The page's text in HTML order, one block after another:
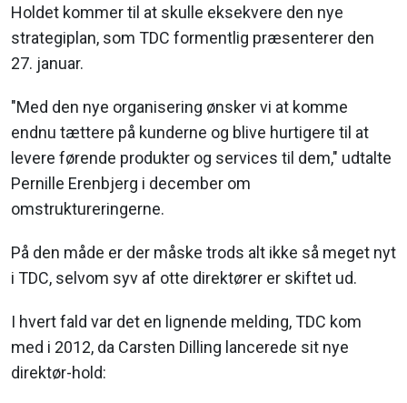
Holdet kommer til at skulle eksekvere den nye
strategiplan, som TDC formentlig præsenterer den
27. januar.
"Med den nye organisering ønsker vi at komme
endnu tættere på kunderne og blive hurtigere til at
levere førende produkter og services til dem," udtalte
Pernille Erenbjerg i december om
omstruktureringerne.
På den måde er der måske trods alt ikke så meget nyt
i TDC, selvom syv af otte direktører er skiftet ud.
I hvert fald var det en lignende melding, TDC kom
med i 2012, da Carsten Dilling lancerede sit nye
direktør-hold: